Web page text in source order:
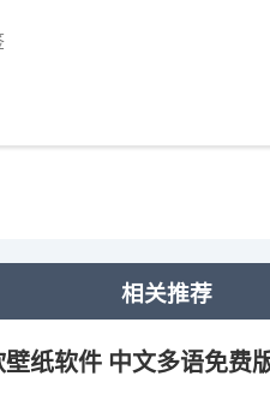
相关推荐
纸软件 中文多语免费